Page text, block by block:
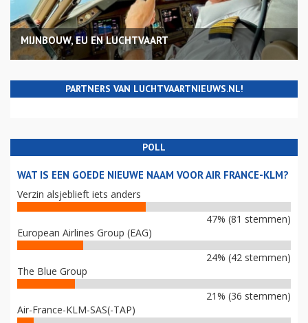
MIJNBOUW, EU EN LUCHTVAART
PARTNERS VAN LUCHTVAARTNIEUWS.NL!
POLL
WAT IS EEN GOEDE NIEUWE NAAM VOOR AIR FRANCE-KLM?
Verzin alsjeblieft iets anders
47% (81 stemmen)
European Airlines Group (EAG)
24% (42 stemmen)
The Blue Group
21% (36 stemmen)
Air-France-KLM-SAS(-TAP)